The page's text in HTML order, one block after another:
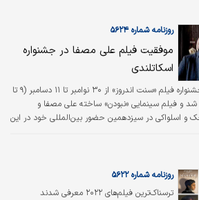
روزنامه شماره ۵۶۲۴
موفقیت فیلم علی مصفا در جشنواره
اسکاتلندی
دنیای اقتصاد: چهارمین جشنواره فیلم «سنت اندروز» از ۳۰ نوامبر تا ۱۱ دسامبر (۹ تا
شد و فیلم سینمایی «نبودن» ساخته علی مصفا و
و اسلواکی در سیزدهمین حضور بین‌المللی خود در این
داستان «نبودن» در ایران و شهر پراگ می‌گذرد و
را خود مصفا بازی می‌کند، از تهران به پراگ می‌رود تا
پدرش «روزبه» که قبلا…
ترسناک‌ترین فیلم‌های ۲۰۲۲ معرفی شدند
روزنامه شماره ۵۶۲۲